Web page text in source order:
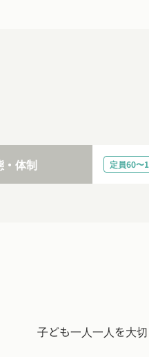
・体制 定員60〜
子ども一人一人を大